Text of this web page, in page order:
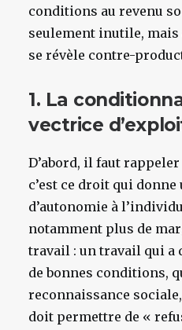
conditions au revenu
seulement inutile, mais
se révèle contre-
1. La
vectrice
D’abord, il faut rappeler
c’est ce droit qui
d’autonomie à
notamment plus de
travail : un travail qui a
de bonnes conditions,
reconnaissance
doit permettre de «